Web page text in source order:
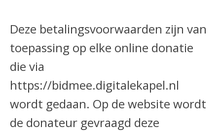
Deze betalingsvoorwaarden zijn van
toepassing op elke online donatie
die via
https://bidmee.digitalekapel.nl
wordt gedaan. Op de website wordt
de donateur gevraagd deze